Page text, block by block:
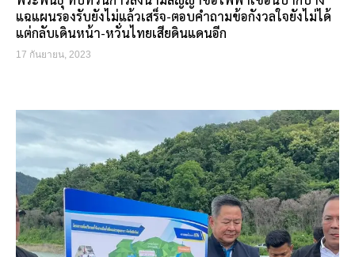
แฉแผนรองรับยังไม่แล้วเสร็จ-ตอบคำถามข้อกังวลใจยังไม่ได้
แต่กลับเดินหน้า-หวั่นไทยเสียดินแดนอีก
17 กันยายน, 2023